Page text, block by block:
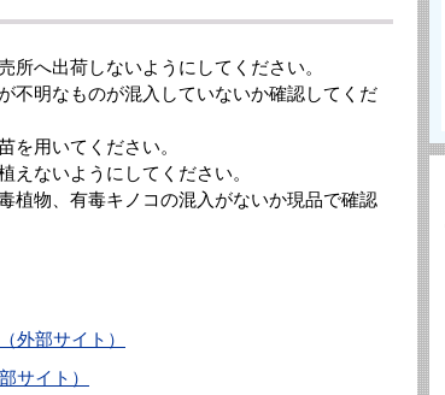
へ出荷しないようにしてください。
不明なものが混入していないか確認してくだ
を用いてください。
えないようにしてください。
植物、有毒キノコの混入がないか現品で確認
外部サイト）
サイト）